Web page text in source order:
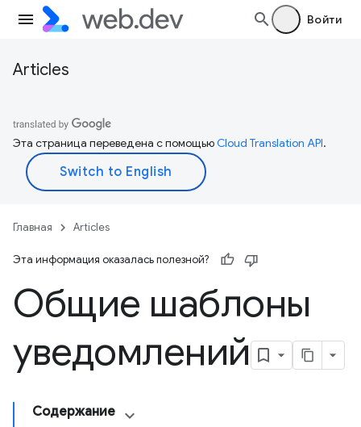
Войти
Articles
Эта страница переведена с помощьюCloud Translation API.
Главная Articles
Эта информация оказалась полезной?
Общие шаблоны
уведомлений
Содержание